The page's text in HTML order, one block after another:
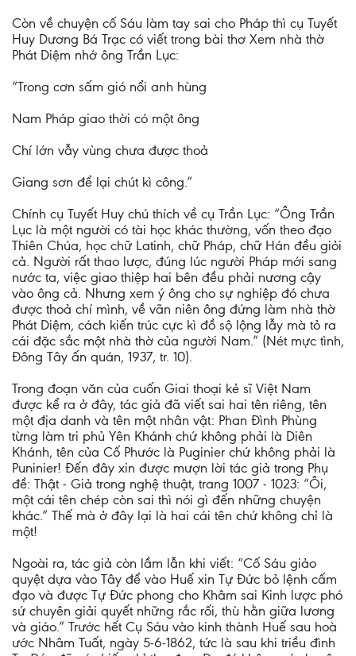
Còn về chuyện cố Sáu làm tay sai cho Pháp thì cụ Tuyết
Huy Dương Bá Trạc có viết trong bài thơ Xem nhà thờ
Phát Diệm nhớ ông Trần Lục:
“Trong cơn sấm gió nổi anh hùng
Nam Pháp giao thời có một ông
Chí lớn vẫy vùng chưa được thoả
Giang sơn để lại chút kì công.”
Chính cụ Tuyết Huy chú thích về cụ Trần Lục: “Ông Trần
Lục là một người có tài học khác thường, vốn theo đạo
Thiên Chúa, học chữ Latinh, chữ Pháp, chữ Hán đều giỏi
cả. Người rất thao lược, đúng lúc người Pháp mới sang
nước ta, việc giao thiệp hai bên đều phải nương cậy
vào ông cả. Nhưng xem ý ông cho sự nghiệp đó chưa
được thoả chí mình, về vãn niên ông đứng làm nhà thờ
Phát Diệm, cách kiến trúc cực kì đồ sộ lộng lẫy mà tỏ ra
cái đặc sắc một nhà thờ của người Nam.” (Nét mực tình,
Đông Tây ấn quán, 1937, tr. 10).
Trong đoạn văn của cuốn Giai thoại kẻ sĩ Việt Nam
được kể ra ở đây, tác giả đã viết sai hai tên riêng, tên
một địa danh và tên một nhân vật: Phan Đình Phùng
từng làm tri phủ Yên Khánh chứ không phải là Diên
Khánh, tên của Cố Phước là Puginier chứ không phải là
Puninier! Đến đây xin được mượn lời tác giả trong Phụ
đề: Thật - Giả trong nghệ thuật, trang 1007 - 1023: “Ôi,
một cái tên chép còn sai thì nói gì đến những chuyện
khác.” Thế mà ở đây lại là hai cái tên chứ không chỉ là
một!
Ngoài ra, tác giả còn lầm lẫn khi viết: “Cố Sáu giảo
quyệt dựa vào Tây để vào Huế xin Tự Đức bỏ lệnh cấm
đạo và được Tự Đức phong cho Khâm sai Kinh lược phó
sứ chuyên giải quyết những rắc rối, thù hằn giữa lương
và giáo.” Trước hết Cụ Sáu vào kinh thành Huế sau hoà
ước Nhâm Tuất, ngày 5-6-1862, tức là sau khi triều đình